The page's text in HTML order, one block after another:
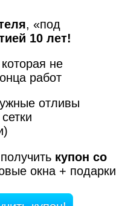
, «под
10 лет!
которая не
работ
отливы
купон со
окна + подарки